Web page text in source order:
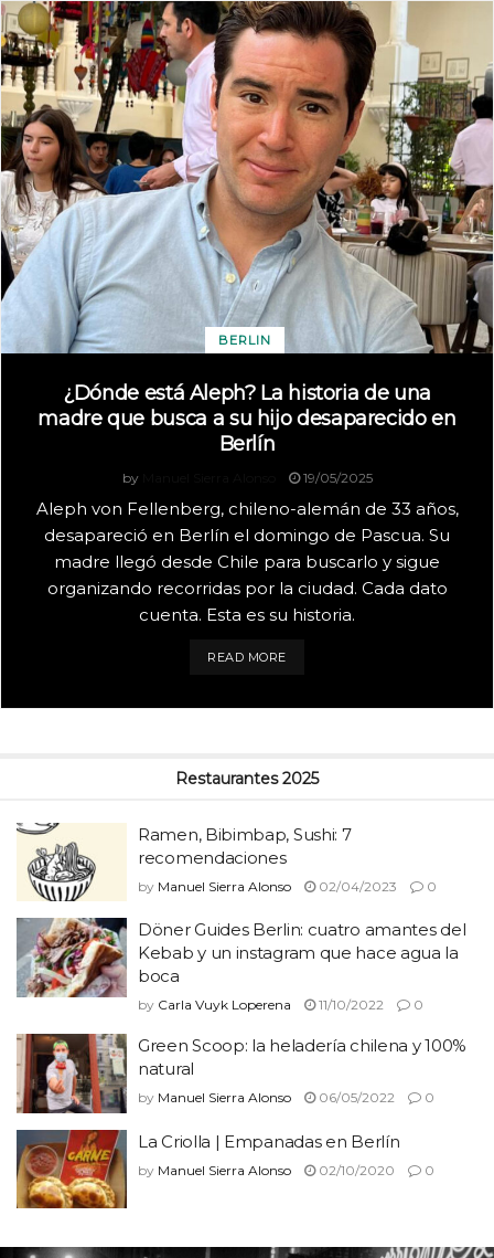
BERLIN
¿Dónde está Aleph? La historia de una
madre que busca a su hijo desaparecido en
Berlín
by 19/05/2025
Aleph von Fellenberg, chileno-alemán de 33 años,
desapareció en Berlín el domingo de Pascua. Su
madre llegó desde Chile para buscarlo y sigue
organizando recorridas por la ciudad. Cada dato
cuenta. Esta es su historia.
READ MOREDETAILS
Restaurantes 2025
Ramen, Bibimbap, Sushi: 7
recomendaciones
by Manuel Sierra Alonso 02/04/2023 0
Döner Guides Berlin: cuatro amantes del
Kebab y un instagram que hace agua la
boca
by Carla Vuyk Loperena 11/10/2022 0
Green Scoop: la heladería chilena y 100%
natural
by Manuel Sierra Alonso 06/05/2022 0
La Criolla | Empanadas en Berlín
by Manuel Sierra Alonso 02/10/2020 0